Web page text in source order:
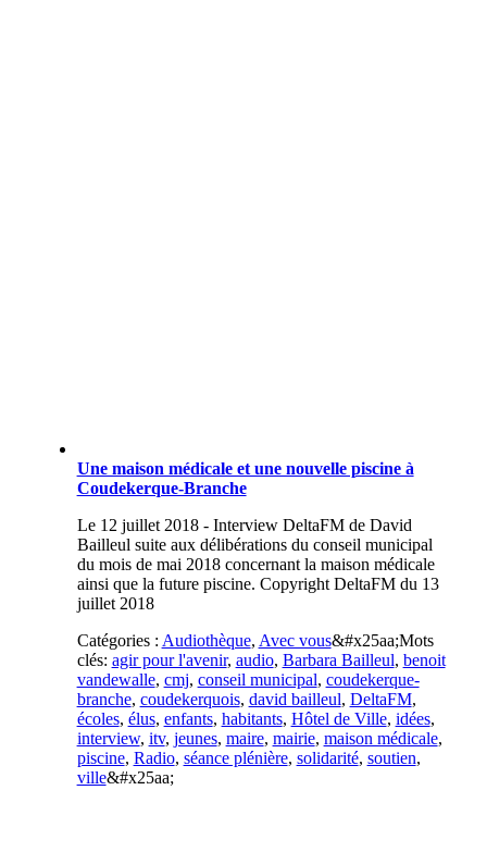
Une maison médicale et une nouvelle piscine à
Coudekerque-Branche
Le 12 juillet 2018 - Interview DeltaFM de David
Bailleul suite aux délibérations du conseil municipal
du mois de mai 2018 concernant la maison médicale
ainsi que la future piscine. Copyright DeltaFM du 13
juillet 2018
Catégories : Audiothèque, Avec vous&#x25aa;Mots
clés: agir pour l'avenir, audio, Barbara Bailleul, benoit
vandewalle, cmj, conseil municipal, coudekerque-
branche, coudekerquois, david bailleul, DeltaFM,
écoles, élus, enfants, habitants, Hôtel de Ville, idées,
interview, itv, jeunes, maire, mairie, maison médicale,
piscine, Radio, séance plénière, solidarité, soutien,
ville&#x25aa;